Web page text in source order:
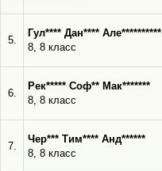
5.
Гул**** Дан**** Але**********
8, 8 класс
6.
Рек***** Соф** Мак*******
8, 8 класс
7.
Чер*** Тим**** Анд******
8, 8 класс